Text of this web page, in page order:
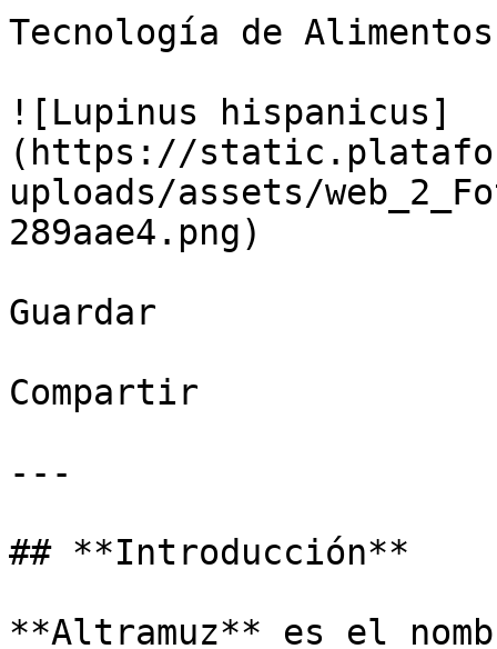
Tecnología de Alimentos
![Lupinus hispanicus]
(https://
uploads/assets/
289aae4.png)
Guardar
Compartir
---
## **Introducción**
**Altramuz** es el